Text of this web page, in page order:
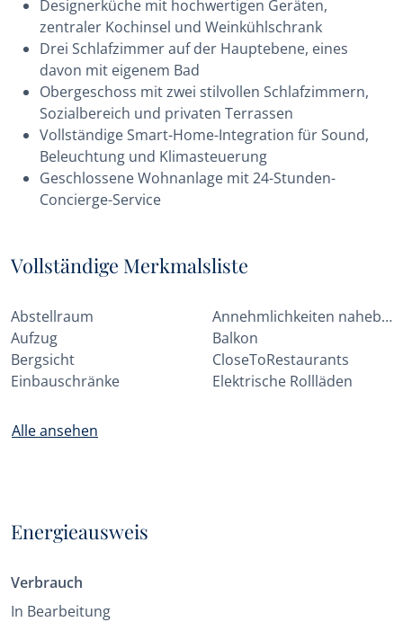
Designerküche mit hochwertigen Geräten,
zentraler Kochinsel und Weinkühlschrank
Drei Schlafzimmer auf der Hauptebene, eines
davon mit eigenem Bad
Obergeschoss mit zwei stilvollen Schlafzimmern,
Sozialbereich und privaten Terrassen
Vollständige Smart-Home-Integration für Sound,
Beleuchtung und Klimasteuerung
Geschlossene Wohnanlage mit 24-Stunden-
Concierge-Service
Vollständige Merkmalsliste
Abstellraum
Annehmlichkeiten nahebei
Aufzug
Balkon
Bergsicht
CloseToRestaurants
Einbauschränke
Elektrische Rollläden
Alle ansehen
Energieausweis
Verbrauch
In Bearbeitung